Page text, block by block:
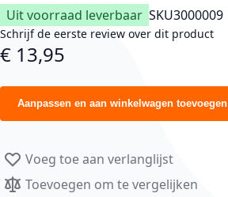
Uit voorraad leverbaar SKU3000009
Schrijf de eerste review over dit product
€ 13,95
Aanpassen en aan winkelwagen toevoegen
Voeg toe aan verlanglijst
Toevoegen om te vergelijken